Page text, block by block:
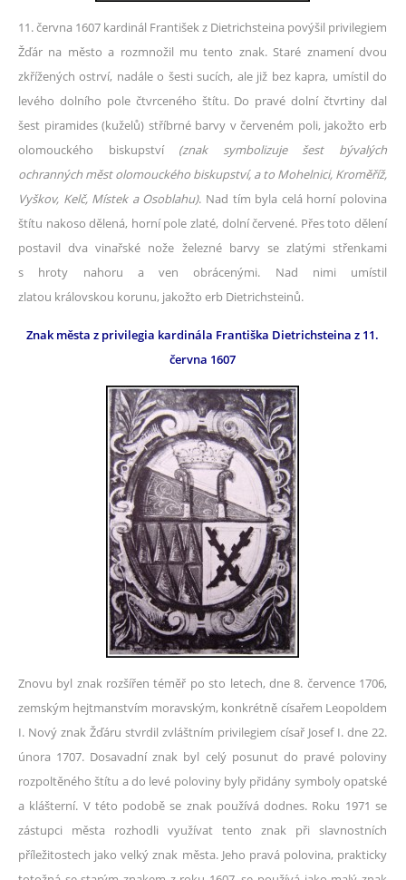
11. června 1607 kardinál František z Dietrichsteina povýšil privilegiem
Žďár na město a rozmnožil mu tento znak. Staré znamení dvou
zkřížených ostrví, nadále o šesti sucích, ale již bez kapra, umístil do
levého dolního pole čtvrceného štítu. Do pravé dolní čtvrtiny dal
šest piramides (kuželů) stříbrné barvy v červeném poli, jakožto erb
olomouckého biskupství (znak symbolizuje šest bývalých
ochranných měst olomouckého biskupství, a to Mohelnici, Kroměříž,
Vyškov, Kelč, Místek a Osoblahu). Nad tím byla celá horní polovina
štítu nakoso dělená, horní pole zlaté, dolní červené. Přes toto dělení
postavil dva vinařské nože železné barvy se zlatými střenkami
s hroty nahoru a ven obrácenými. Nad nimi umístil
zlatou královskou korunu, jakožto erb Dietrichsteinů.
Znak města z privilegia kardinála Františka Dietrichsteina z 11.
června 1607
Znovu byl znak rozšířen téměř po sto letech, dne 8. července 1706,
zemským hejtmanstvím moravským, konkrétně císařem Leopoldem
I. Nový znak Žďáru stvrdil zvláštním privilegiem císař Josef I. dne 22.
února 1707. Dosavadní znak byl celý posunut do pravé poloviny
rozpoltěného štítu a do levé poloviny byly přidány symboly opatské
a klášterní. V této podobě se znak používá dodnes. Roku 1971 se
zástupci města rozhodli využívat tento znak při slavnostních
příležitostech jako velký znak města. Jeho pravá polovina, prakticky